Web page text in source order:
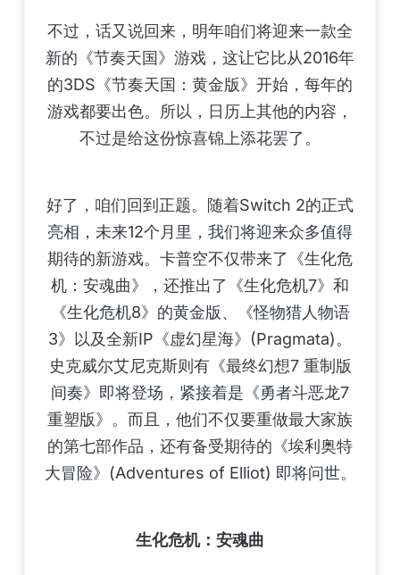
不过，话又说回来，明年咱们将迎来一款全
新的《节奏天国》游戏，这让它比从2016年
的3DS《节奏天国：黄金版》开始，每年的
游戏都要出色。所以，日历上其他的内容，
不过是给这份惊喜锦上添花罢了。
好了，咱们回到正题。随着Switch 2的正式
亮相，未来12个月里，我们将迎来众多值得
期待的新游戏。卡普空不仅带来了《生化危
机：安魂曲》，还推出了《生化危机7》和
《生化危机8》的黄金版、《怪物猎人物语
3》以及全新IP《虚幻星海》(Pragmata)。
史克威尔艾尼克斯则有《最终幻想7 重制版
间奏》即将登场，紧接着是《勇者斗恶龙7
重塑版》。而且，他们不仅要重做最大家族
的第七部作品，还有备受期待的《埃利奥特
大冒险》(Adventures of Elliot) 即将问世。
生化危机：安魂曲